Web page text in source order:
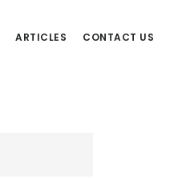
ARTICLES CONTACT US